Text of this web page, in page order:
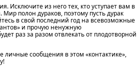
Исключите из него тех, кто уступает вам в
полон дураков, поэтому пусть дурак
в свой последний год на всевозможные
и прочую ненужную
раз за разом отвлекать от плодотворной
личные сообщения в этом «контактике»,